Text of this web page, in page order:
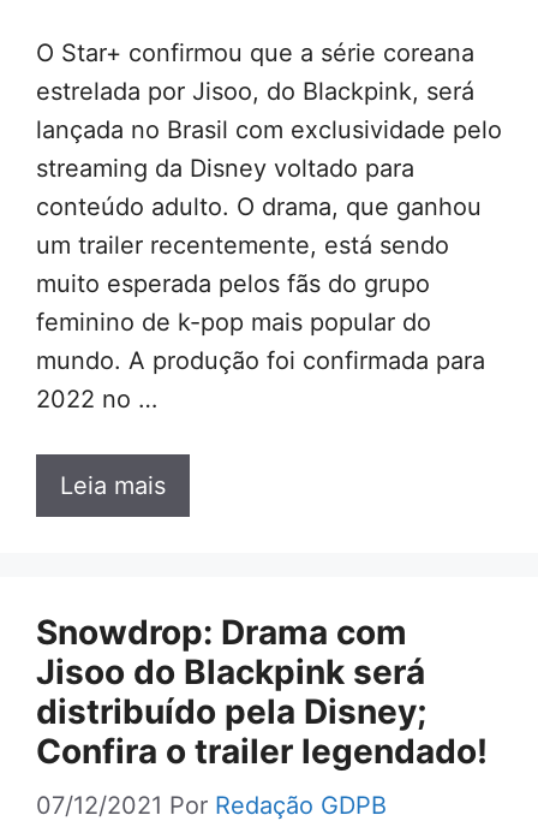
O Star+ confirmou que a série coreana
estrelada por Jisoo, do Blackpink, será
lançada no Brasil com exclusividade pelo
streaming da Disney voltado para
conteúdo adulto. O drama, que ganhou
um trailer recentemente, está sendo
muito esperada pelos fãs do grupo
feminino de k-pop mais popular do
mundo. A produção foi confirmada para
2022 no …
Leia mais
Snowdrop: Drama com
Jisoo do Blackpink será
distribuído pela Disney;
Confira o trailer legendado!
07/12/2021 Por Redação GDPB